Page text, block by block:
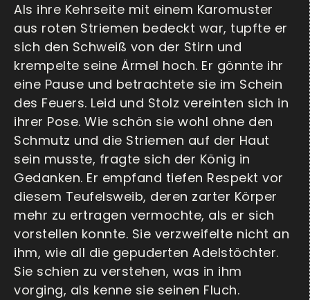
Als ihre Kehrseite mit einem Karomuster
aus roten Striemen bedeckt war, tupfte er
sich den Schweiß von der Stirn und
krempelte seine Ärmel hoch. Er gönnte ihr
eine Pause und betrachtete sie im Schein
des Feuers. Leid und Stolz vereinten sich in
ihrer Pose. Wie schön sie wohl ohne den
Schmutz und die Striemen auf der Haut
sein musste, fragte sich der König in
Gedanken. Er empfand tiefen Respekt vor
diesem Teufelsweib, deren zarter Körper
mehr zu ertragen vermochte, als er sich
vorstellen konnte. Sie verzweifelte nicht an
ihm, wie all die gepuderten Adelstöchter.
Sie schien zu verstehen, was in ihm
vorging, als kenne sie seinen Fluch.